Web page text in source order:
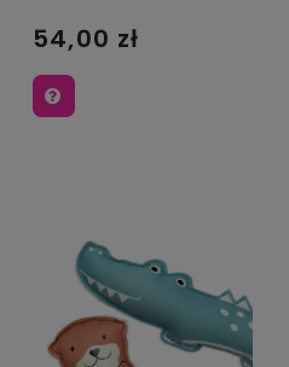
54,00 zł